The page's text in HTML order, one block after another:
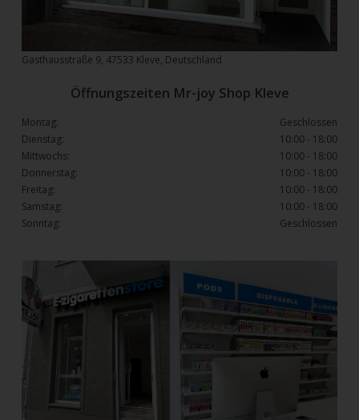
Gasthausstraße 9, 47533 Kleve, Deutschland
Öffnungszeiten Mr-joy Shop Kleve
Montag:
Geschlossen
Dienstag:
10:00 - 18:00
Mittwochs:
10:00 - 18:00
Donnerstag:
10:00 - 18:00
Freitag:
10:00 - 18:00
Samstag:
10:00 - 18:00
Sonntag:
Geschlossen